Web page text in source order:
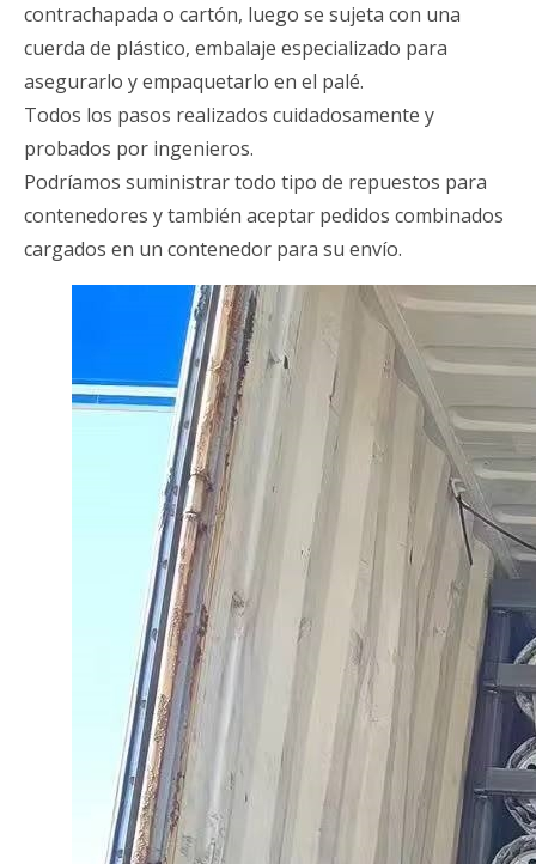
contrachapada o cartón, luego se sujeta con una
cuerda de plástico, embalaje especializado para
asegurarlo y empaquetarlo en el palé.
Todos los pasos realizados cuidadosamente y
probados por ingenieros.
Podríamos suministrar todo tipo de repuestos para
contenedores y también aceptar pedidos combinados
cargados en un contenedor para su envío.